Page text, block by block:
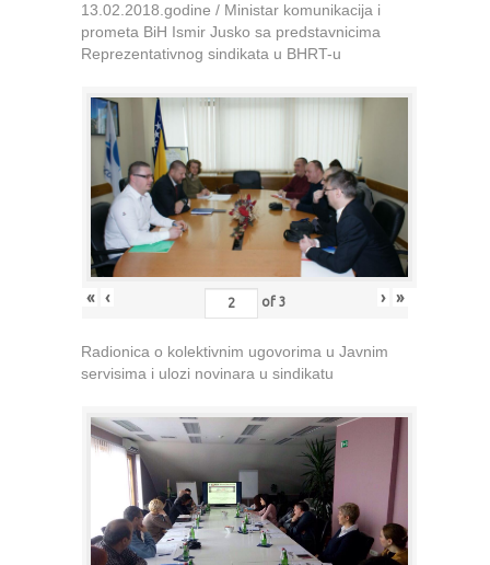
13.02.2018.godine / Ministar komunikacija i
prometa BiH Ismir Jusko sa predstavnicima
Reprezentativnog sindikata u BHRT-u
« ‹ of 3 › »
Radionica o kolektivnim ugovorima u Javnim
servisima i ulozi novinara u sindikatu